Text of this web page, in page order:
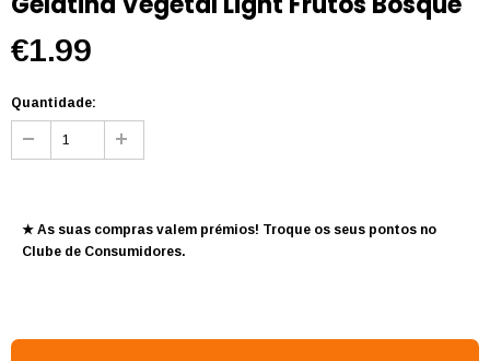
€1.99
Quantidade:
★ As suas compras valem prémios! Troque os seus pontos no
Clube de Consumidores.